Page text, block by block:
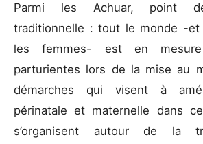
Parmi les Achuar, point
traditionnelle : tout le monde -et
les femmes- est en mesure
parturientes lors de la mise au
démarches qui visent à
périnatale et maternelle dans
s’organisent autour de la